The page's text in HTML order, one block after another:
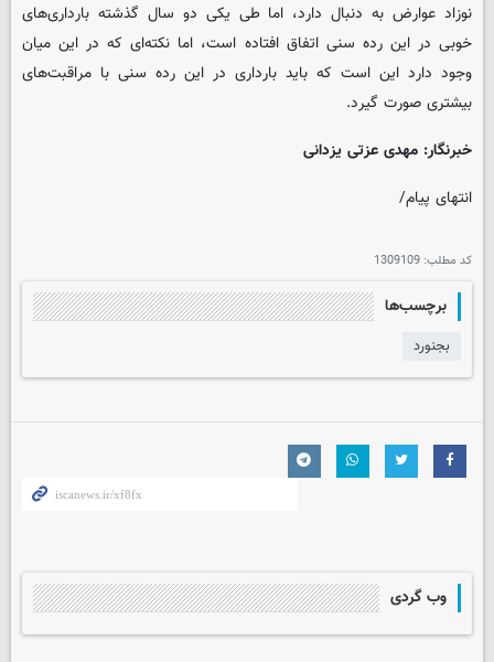
نوزاد عوارض به دنبال دارد، اما طی یکی دو سال گذشته بارداری‌های
خوبی در این رده سنی اتفاق افتاده است، اما نکته‌ای که در این میان
وجود دارد این است که باید بارداری در این رده سنی با مراقبت‌های
بیشتری صورت گیرد.
خبرنگار: مهدی عزتی یزدانی
انتهای پیام/
کد مطلب: 1309109
برچسب‌ها
بجنورد
وب گردی